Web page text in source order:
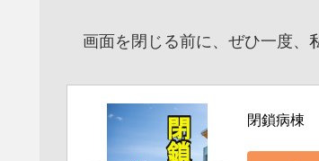
画面を閉じる前に、ぜひ一度、
閉鎖病棟